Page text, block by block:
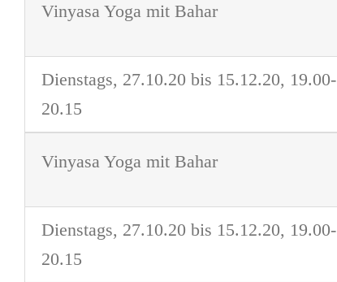
Vinyasa Yoga mit Bahar
Dienstags, 27.10.20 bis 15.12.20, 19.00-
20.15
Vinyasa Yoga mit Bahar
Dienstags, 27.10.20 bis 15.12.20, 19.00-
20.15